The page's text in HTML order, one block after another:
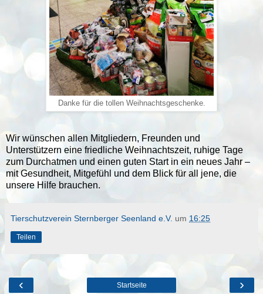
Danke für die tollen Weihnachtsgeschenke.
Wir wünschen allen Mitgliedern, Freunden und
Unterstützern eine friedliche Weihnachtszeit, ruhige Tage
zum Durchatmen und einen guten Start in ein neues Jahr –
mit Gesundheit, Mitgefühl und dem Blick für all jene, die
unsere Hilfe brauchen.
Tierschutzverein Sternberger Seenland e.V. um 16:25
Teilen
‹ ›
Startseite